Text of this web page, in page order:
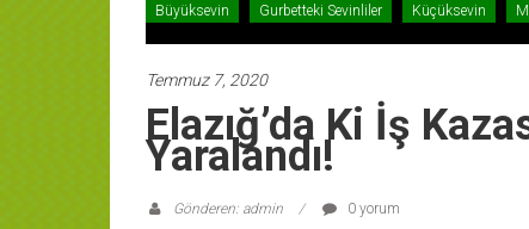
Büyüksevin Gurbetteki Sevinliler Küçüksevin
Temmuz 7, 2020
Elazığ’da Ki İş
Yaralandı!
Gönderen: admin 0 yorum